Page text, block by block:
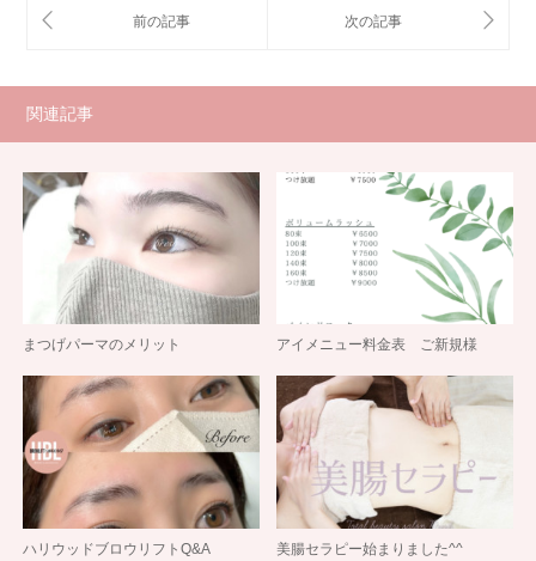
関連記事
まつげパーマのメリット アイメニュー料金表 ご新規様
ハリウッドブロウリフトQ&A 美腸セラピー始まりました^^